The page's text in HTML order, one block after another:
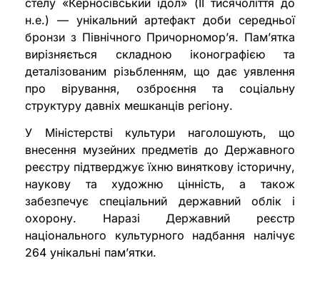
н.е.) — унікальний артефакт доби середньої
бронзи з Північного Причорномор’я. Пам’ятка
вирізняється складною іконографією та
деталізованим різьбленням, що дає уявлення
про вірування, озброєння та соціальну
структуру давніх мешканців регіону.
У Міністерстві культури наголошують, що
внесення музейних предметів до Державного
реєстру підтверджує їхню виняткову історичну,
наукову та художню цінність, а також
забезпечує спеціальний державний облік і
охорону. Наразі Державний реєстр
національного культурного надбання налічує
264 унікальні пам’ятки.